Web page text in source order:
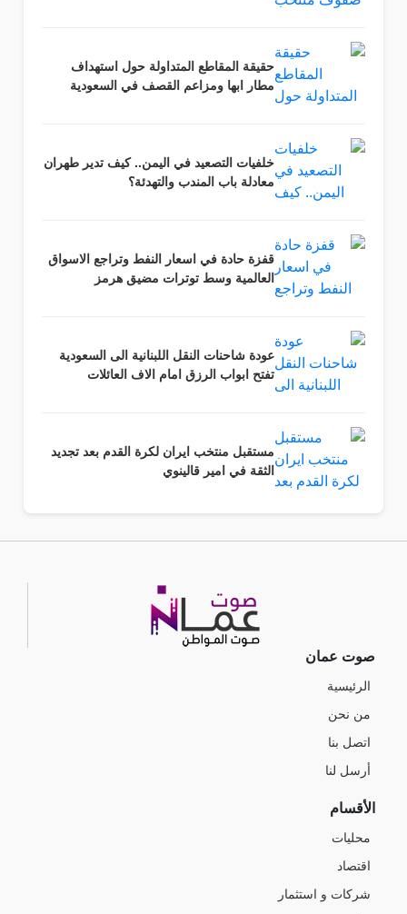
حقيقة المقاطع المتداولة حول استهداف
مطار ابها ومزاعم القصف في السعودية
خلفيات التصعيد في اليمن.. كيف تدير طهران
معادلة باب المندب والتهدئة؟
قفزة حادة في اسعار النفط وتراجع الاسواق
العالمية وسط توترات مضيق هرمز
عودة شاحنات النقل اللبنانية الى السعودية
تفتح ابواب الرزق امام الاف العائلات
مستقبل منتخب ايران لكرة القدم بعد تجديد
الثقة في امير قالينوي
صوت عمان
الرئيسية
من نحن
اتصل بنا
أرسل لنا
الأقسام
محليات
اقتصاد
شركات و استثمار